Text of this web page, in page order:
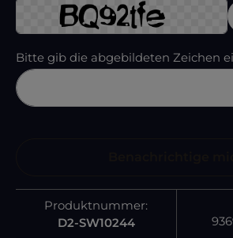
Bitte gib die abgebildeten Zeichen
Produktnummer:
D2-SW10244